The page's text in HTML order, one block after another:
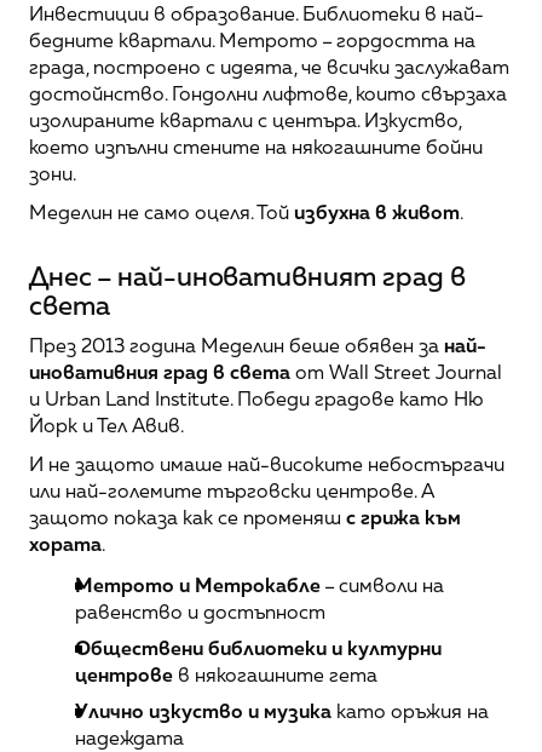
Инвестиции в образование. Библиотеки в най-
бедните квартали. Метрото – гордостта на
града, построено с идеята, че всички заслужават
достойнство. Гондолни лифтове, които свързаха
изолираните квартали с центъра. Изкуство,
което изпълни стените на някогашните бойни
зони.
Меделин не само оцеля. Той избухна в живот.
Днес – най-иновативният град в
света
През 2013 година Меделин беше обявен за най-
иновативния град в света от Wall Street Journal
и Urban Land Institute. Победи градове като Ню
Йорк и Тел Авив.
И не защото имаше най-високите небостъргачи
или най-големите търговски центрове. А
защото показа как се променяш с грижа към
хората.
Метрото и Метрокабле – символи на
равенство и достъпност
Обществени библиотеки и културни
центрове в някогашните гета
Улично изкуство и музика като оръжия на
надеждата